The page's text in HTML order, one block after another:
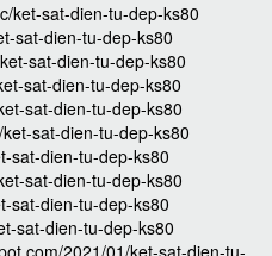
ket-sat-dien-tu-dep-ks80
sat-dien-tu-dep-ks80
sat-dien-tu-dep-ks80
sat-dien-tu-dep-ks80
sat-dien-tu-dep-ks80
sat-dien-tu-dep-ks80
sat-dien-tu-dep-ks80
sat-dien-tu-dep-ks80
sat-dien-tu-dep-ks80
sat-dien-tu-dep-ks80
2021/01/ket-sat-dien-tu-